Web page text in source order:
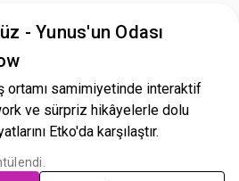
- Yunus'un Odası
ortamı samimiyetinde interaktif
ve sürpriz hikâyelerle dolu
Etko'da karşılaştır.